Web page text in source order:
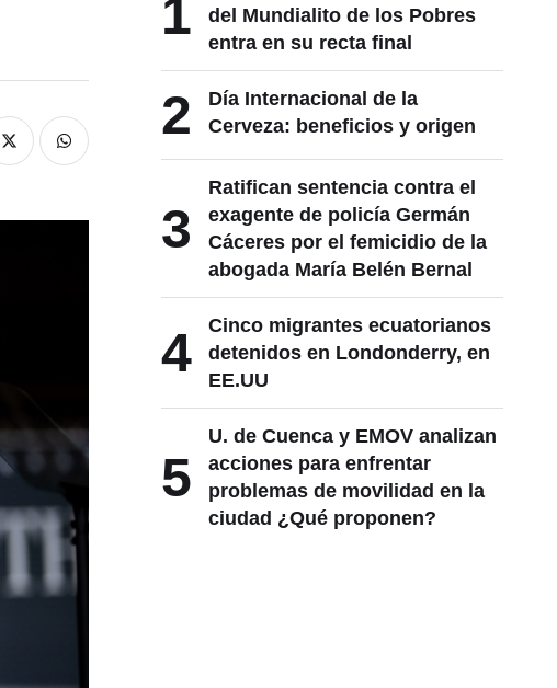
1
del Mundialito de los Pobres
entra en su recta final
2
Día Internacional de la
Cerveza: beneficios y origen
3
Ratifican sentencia contra el
exagente de policía Germán
Cáceres por el femicidio de la
abogada María Belén Bernal
4
Cinco migrantes ecuatorianos
detenidos en Londonderry, en
EE.UU
5
U. de Cuenca y EMOV analizan
acciones para enfrentar
problemas de movilidad en la
ciudad ¿Qué proponen?